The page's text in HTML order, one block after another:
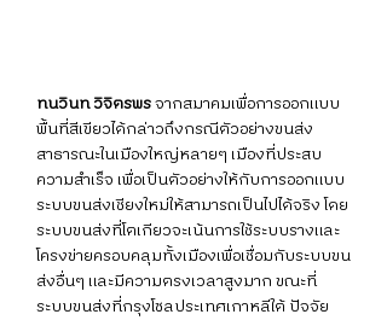
ทนวินท วิจิตรพร จากสมาคมเพื่อการออกแบบ
พื้นที่สีเขียวได้กล่าวถึงกรณีตัวอย่างขนส่ง
สาธารณะในเมืองใหญ่หลายๆ เมืองที่ประสบ
ความสำเร็จ เพื่อเป็นตัวอย่างให้กับการออกแบบ
ระบบขนส่งเชียงใหม่ให้สามารถเป็นไปได้จริง โดย
ระบบขนส่งที่โตเกียวจะเน้นการใช้ระบบรางและ
โครงข่ายครอบคลุมทั้งเมืองเพื่อเชื่อมกับระบบขน
ส่งอื่นๆ และมีความตรงเวลาสูงมาก ขณะที่
ระบบขนส่งที่กรุงโซลประเทศเกาหลีใต้ ปัจจัย